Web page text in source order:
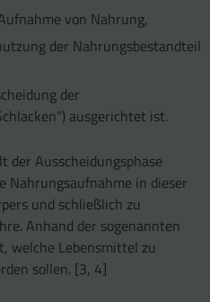
von Nahrung,
der Nahrungsbestandteil
der
ausgerichtet ist.
der Ausscheidungsphase
Nahrungsaufnahme in dieser
und schließlich zu
Anhand der sogenannten
welche Lebensmittel zu
sollen. [3, 4]